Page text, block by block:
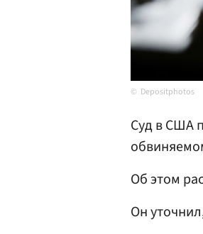
Depositphotos
Суд в США
Об этом
Он